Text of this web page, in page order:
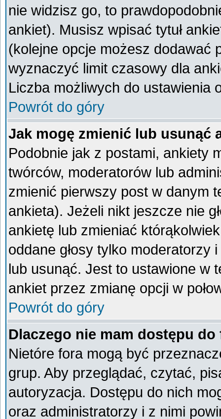
nie widzisz go, to
ankiet). Musisz wpisać tytuł
(kolejne opcje możesz dodawać
wyznaczyć limit czasowy dla
Liczba możliwych do ustawienia
Powrót do góry
Jak mogę zmienić lub usunąć
Podobnie jak z postami, ankiety
twórców, moderatorów lub
zmienić pierwszy post w danym
ankieta). Jeżeli nikt jeszcze nie
ankietę lub zmieniać
oddane głosy tylko moderatorzy
lub usunąć. Jest to ustawione w
ankiet przez zmianę opcji w
Powrót do góry
Dlaczego nie mam dostępu
Nietóre fora mogą być
grup. Aby przeglądać, czytać,
autoryzacja. Dostępu do nich
oraz administratorzy i z nimi